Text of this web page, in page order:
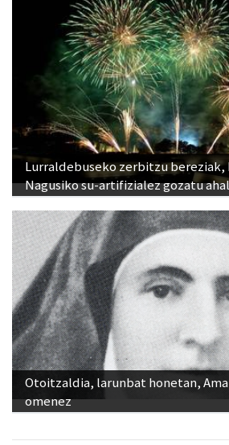
Lurraldebuseko zerbitzu bereziak,
Nagusiko su-artifizialez gozatu
Otoitzaldia, larunbat honetan,
omenez